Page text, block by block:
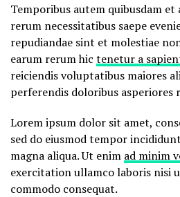
Temporibus autem quibusdam
rerum necessitatibus saepe
repudiandae sint et molestiae
earum rerum hic tenetur a
reiciendis voluptatibus maiores
perferendis doloribus asperiores
Lorem ipsum dolor sit amet,
sed do eiusmod tempor
magna aliqua. Ut enim ad minim
exercitation ullamco laboris nisi
commodo consequat.